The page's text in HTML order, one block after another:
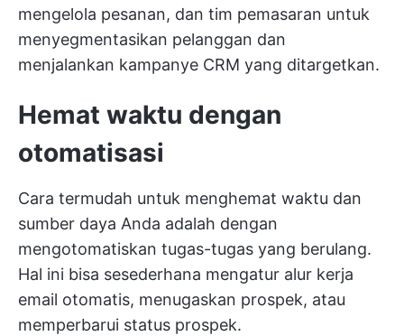
mengelola pesanan, dan tim pemasaran untuk
menyegmentasikan pelanggan dan
menjalankan kampanye CRM yang ditargetkan.
Hemat waktu dengan
otomatisasi
Cara termudah untuk menghemat waktu dan
sumber daya Anda adalah dengan
mengotomatiskan tugas-tugas yang berulang.
Hal ini bisa sesederhana mengatur alur kerja
email otomatis, menugaskan prospek, atau
memperbarui status prospek.